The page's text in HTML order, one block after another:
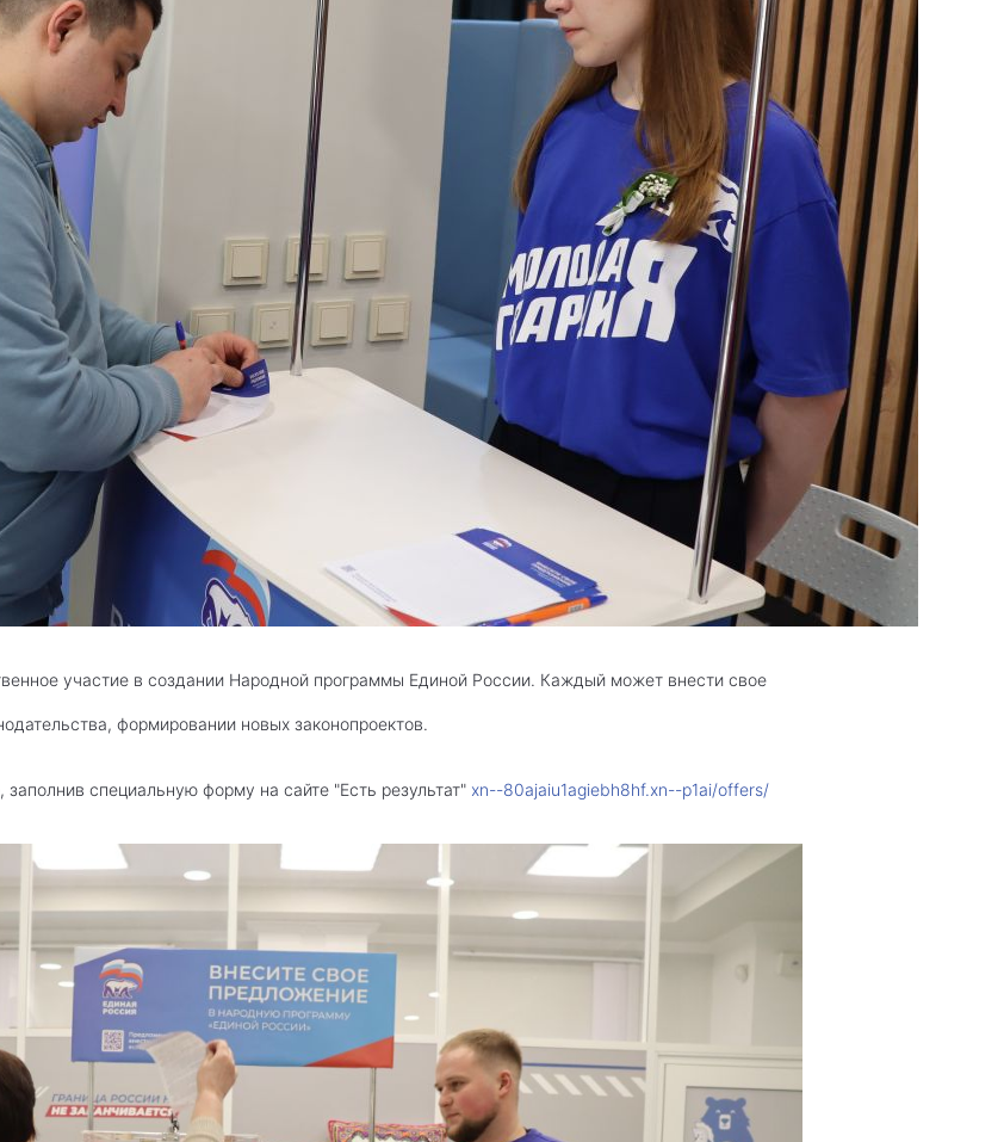
участие в создании Народной программы Единой России. Каждый может внести свое
формировании новых законопроектов.
специальную форму на сайте "Есть результат" xn--80ajaiu1agiebh8hf.xn--p1ai/offers/